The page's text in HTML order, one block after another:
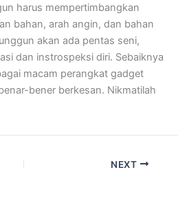
harus mempertimbangkan
bahan, arah angin, dan bahan
akan ada pentas seni,
dan instrospeksi diri. Sebaiknya
macam perangkat gadget
bener berkesan. Nikmatilah
NEXT